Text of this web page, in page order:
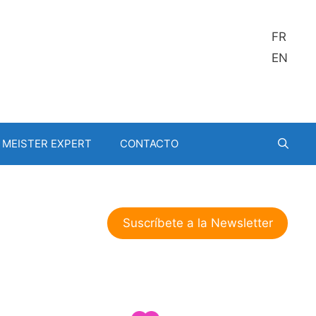
FR
EN
MEISTER EXPERT CONTACTO
Suscríbete a la Newsletter